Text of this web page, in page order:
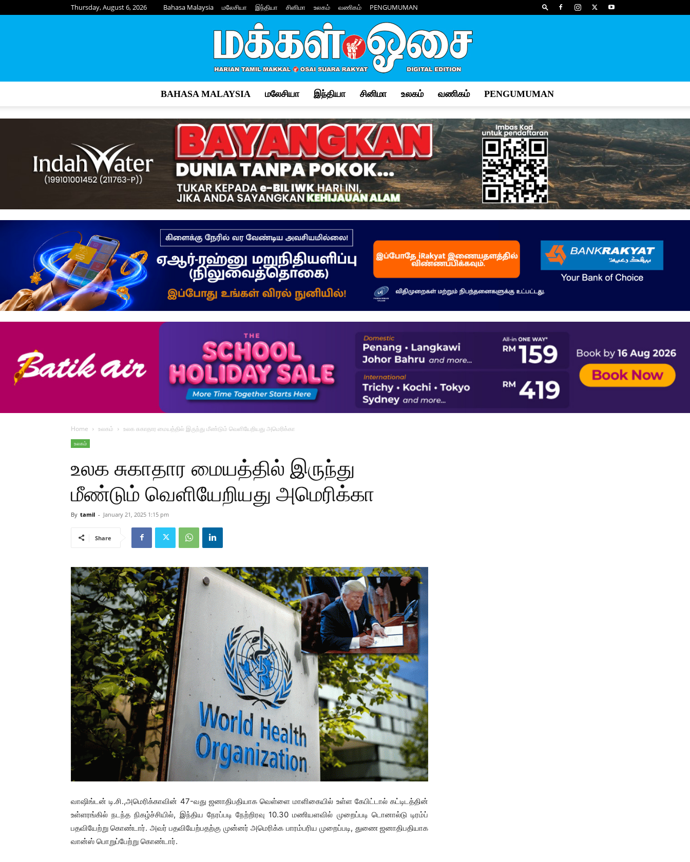
Thursday, August 6, 2026 Bahasa Malaysia மலேசியா இந்தியா சினிமா உலகம் வணிகம் PENGUMUMAN
Osai
–
மக்கள்
BAHASA MALAYSIA மலேசியா இந்தியா சினிமா உலகம் வணிகம் PENGUMUMAN
Home உலகம் உலக சுகாதார மையத்தில் இருந்து மீண்டும் வெளியேறியது அமெரிக்கா
உலகம்
உலக சுகாதார மையத்தில் இருந்து
மீண்டும் வெளியேறியது அமெரிக்கா
By tamil - January 21, 2025 1:15 pm
Share
வாஷிங்டன் டி.சி.,அமெரிக்காவின் 47-வது ஜனாதிபதியாக வெள்ளை மாளிகையில் உள்ள கேபிட்டால் கட்டிடத்தின்
உள்ளரங்கில் நடந்த நிகழ்ச்சியில், இந்திய நேரப்படி நேற்றிரவு 10.30 மணியளவில் முறைப்படி டொனால்டு டிரம்ப்
பதவியேற்று கொண்டார். அவர் பதவியேற்பதற்கு முன்னர் அமெரிக்க பாரம்பரிய முறைப்படி, துணை ஜனாதிபதியாக
வான்ஸ் பொறுப்பேற்று கொண்டார்.